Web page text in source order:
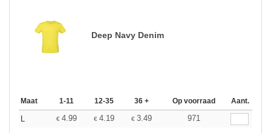
Deep Navy Denim
Maat 1-11 12-35 36 + Op voorraad Aant.
L € 4.99 € 4.19 € 3.49 971